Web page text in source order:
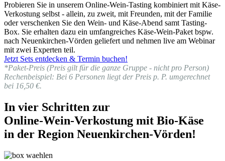
Probieren Sie in unserem Online-Wein-Tasting kombiniert mit Käse-
Verkostung selbst - allein, zu zweit, mit Freunden, mit der Familie
oder verschenken Sie den Wein- und Käse-Abend samt Tasting-
Box. Sie erhalten dazu ein umfangreiches Käse-Wein-Paket bspw.
nach Neuenkirchen-Vörden geliefert und nehmen live am Webinar
mit zwei Experten teil.
Jetzt Sets entdecken & Termin buchen!
*Paket-Preis (Preis gilt für die ganze Gruppe - nicht pro Person)
Rechenbeispiel: Bei 6 Personen liegt der Preis p. P. umgerechnet
bei 16,50 €.
In vier Schritten zur
Online-Wein-Verkostung mit Bio-Käse
in der Region Neuenkirchen-Vörden!